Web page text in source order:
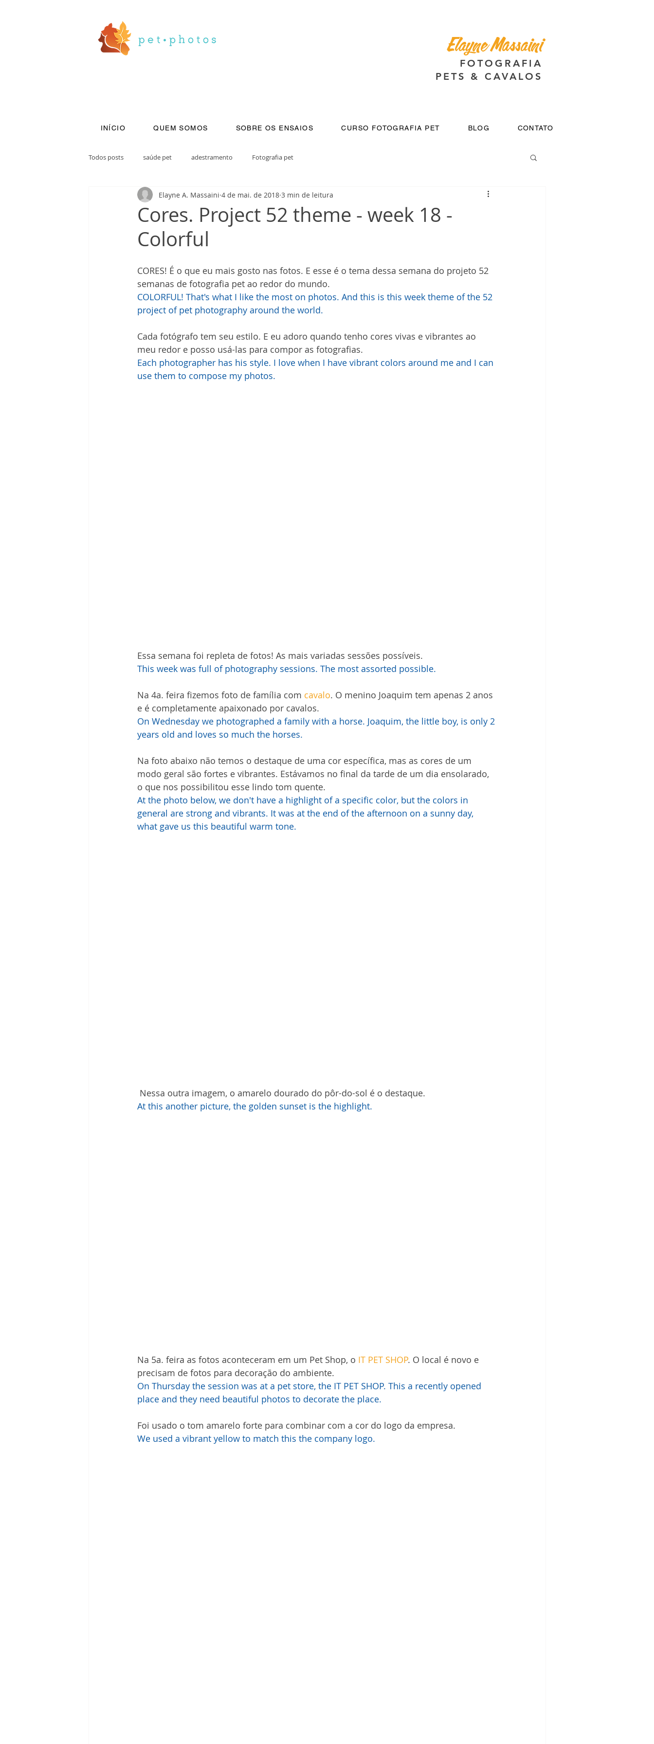
Elayne Massaini
FOTOGRAFIA
PETS & CAVALOS
INÍCIO QUEM SOMOS SOBRE OS ENSAIOS CURSO FOTOGRAFIA PET BLOG CONTATO
Todos posts saúde pet adestramento Fotografia pet
Cores. Project 52 theme - week 18 -
Colorful
Elayne A. Massaini 4 de mai. de 2018 3 min de leitura
CORES! É o que eu mais gosto nas fotos. E esse é o tema dessa semana do projeto 52
semanas de fotografia pet ao redor do mundo.
COLORFUL! That's what I like the most on photos. And this is this week theme of the 52
project of pet photography around the world.
Cada fotógrafo tem seu estilo. E eu adoro quando tenho cores vivas e vibrantes ao
meu redor e posso usá-las para compor as fotografias.
Each photographer has his style. I love when I have vibrant colors around me and I can
use them to compose my photos.
Essa semana foi repleta de fotos! As mais variadas sessões possíveis.
This week was full of photography sessions. The most assorted possible.
Na 4a. feira fizemos foto de família com cavalo. O menino Joaquim tem apenas 2 anos
e é completamente apaixonado por cavalos.
On Wednesday we photographed a family with a horse. Joaquim, the little boy, is only 2
years old and loves so much the horses.
Na foto abaixo não temos o destaque de uma cor específica, mas as cores de um
modo geral são fortes e vibrantes. Estávamos no final da tarde de um dia ensolarado,
o que nos possibilitou esse lindo tom quente.
At the photo below, we don't have a highlight of a specific color, but the colors in
general are strong and vibrants. It was at the end of the afternoon on a sunny day,
what gave us this beautiful warm tone.
Nessa outra imagem, o amarelo dourado do pôr-do-sol é o destaque.
At this another picture, the golden sunset is the highlight.
Na 5a. feira as fotos aconteceram em um Pet Shop, o IT PET SHOP. O local é novo e
precisam de fotos para decoração do ambiente.
On Thursday the session was at a pet store, the IT PET SHOP. This a recently opened
place and they need beautiful photos to decorate the place.
Foi usado o tom amarelo forte para combinar com a cor do logo da empresa.
We used a vibrant yellow to match this the company logo.